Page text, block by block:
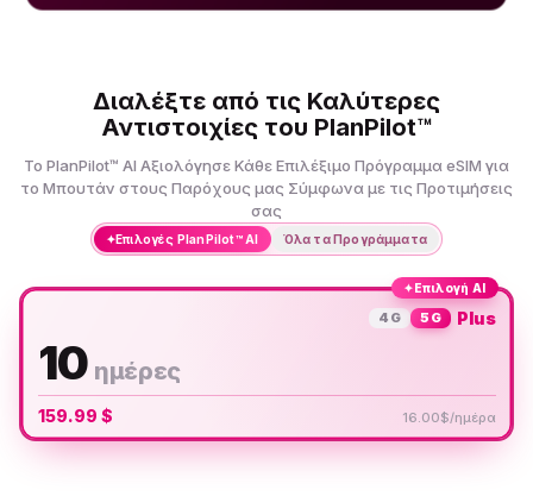
Διαλέξτε από τις Καλύτερες
Αντιστοιχίες του PlanPilot™
Το PlanPilot™ AI Αξιολόγησε Κάθε Επιλέξιμο Πρόγραμμα eSIM για
το Μπουτάν στους Παρόχους μας Σύμφωνα με τις Προτιμήσεις
σας
✦Επιλογές PlanPilot™ AI Όλα τα Προγράμματα
✦Επιλογή AI
4G 5G Plus
10 ημέρες
159.99 $ 16.00$/ημέρα